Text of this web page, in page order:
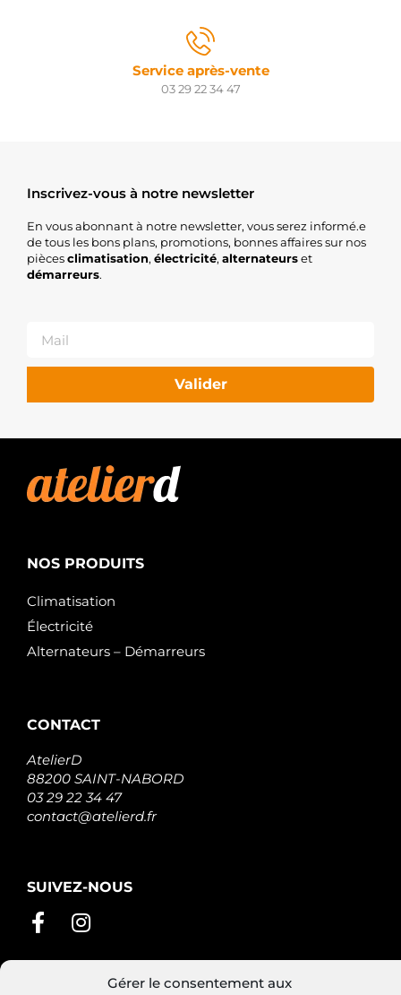
Gérer le consentement aux
Service après-vente
03 29 22 34 47
Inscrivez-vous à notre newsletter
En vous abonnant à notre newsletter, vous serez informé.e
de tous les bons plans, promotions, bonnes affaires sur nos
piècesclimatisation, électricité, alternateurset
démarreurs.
Valider
NOS PRODUITS
Climatisation
Électricité
Alternateurs – Démarreurs
CONTACT
AtelierD
88200 SAINT-NABORD
03 29 22 34 47
contact@atelierd.fr
SUIVEZ-NOUS